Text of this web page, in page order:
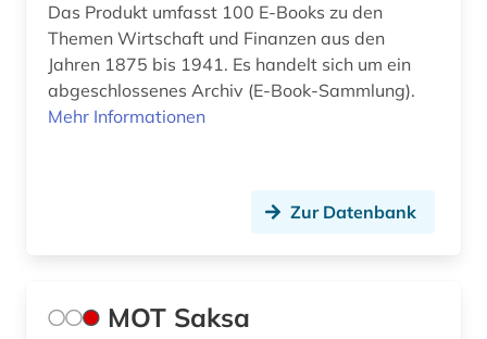
bauwesen (5)
bauwirtschaft (1)
beeinträchtigung (1)
Das Produkt umfasst 100 E-Books zu den
Themen Wirtschaft und Finanzen aus den
Jahren 1875 bis 1941. Es handelt sich um ein
abgeschlossenes Archiv (E-Book-Sammlung).
Mehr Informationen
Zur Datenbank
MOT Saksa